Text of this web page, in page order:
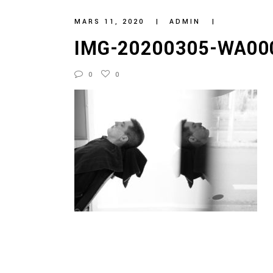
MARS 11, 2020 ADMIN
IMG-20200305-
0 0